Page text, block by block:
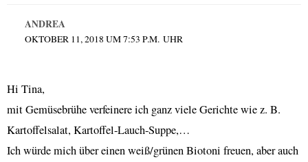
ANDREA
OKTOBER 11, 2018 UM 7:53 P.M. UHR
Hi Tina,
mit Gemüsebrühe verfeinere ich ganz viele Gerichte wie z. B.
Kartoffelsalat, Kartoffel-Lauch-Suppe,…
Ich würde mich über einen weiß/grünen Biotoni freuen, aber auch